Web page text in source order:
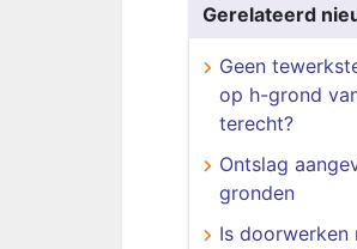
Gerelateerd
Geen
op h-grond
terecht?
Ontslag
gronden
Is doorwerken